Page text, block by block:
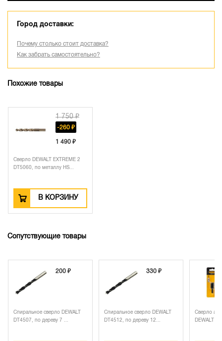
Город доставки:
Почему столько стоит доставка?
Как забрать самостоятельно?
Похожие товары
1 750 ₽
-260 ₽
1 490 ₽
Сверло DEWALT EXTREME 2
DT5060, по металлу HS...
В КОРЗИНУ
Сопутствующие товары
200 ₽
Спиральное сверло DEWALT
DT4507, по дереву 7 ...
330 ₽
Спиральное сверло DEWALT
DT4512, по дереву 12...
Сверло
DEWALT